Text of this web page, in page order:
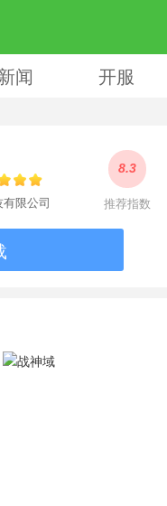
闻 开服
限公司
8.3
推荐指数